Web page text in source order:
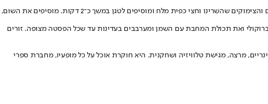
במחבת עמוקה מחממים את שמן הזית ועל אש בינונית משחימים את הקולרבי. משהזהיבו, מוסיפים פנימה את הפלפל החריף, הזיתים והצימוקים שהשרינו וחצי כפית מלח ומוסיפים לטגן במשך כ־2 דקות. מוסיפים את השום,
ואת תכולת המחבת עם השמן ומערבבים בעדינות עד שכל הפסטה מצופה. זורים
מרצה, מגישת טלוויזיה ושחקנית. היא חוקרת אוכל על כל מופעיו, מחברת ספרי